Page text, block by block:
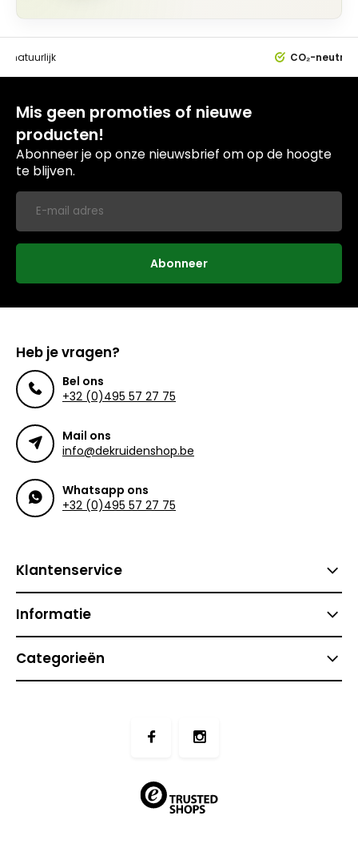
natuurlijk CO₂-
Mis geen promoties of nieuwe
producten!
Abonneer je op onze nieuwsbrief om op de hoogte
te blijven.
Abonneer
Heb je vragen?
Bel ons
+32 (0)495 57 27 75
Mail ons
info@dekruidenshop.be
Whatsapp ons
+32 (0)495 57 27 75
Klantenservice
Informatie
Categorieën